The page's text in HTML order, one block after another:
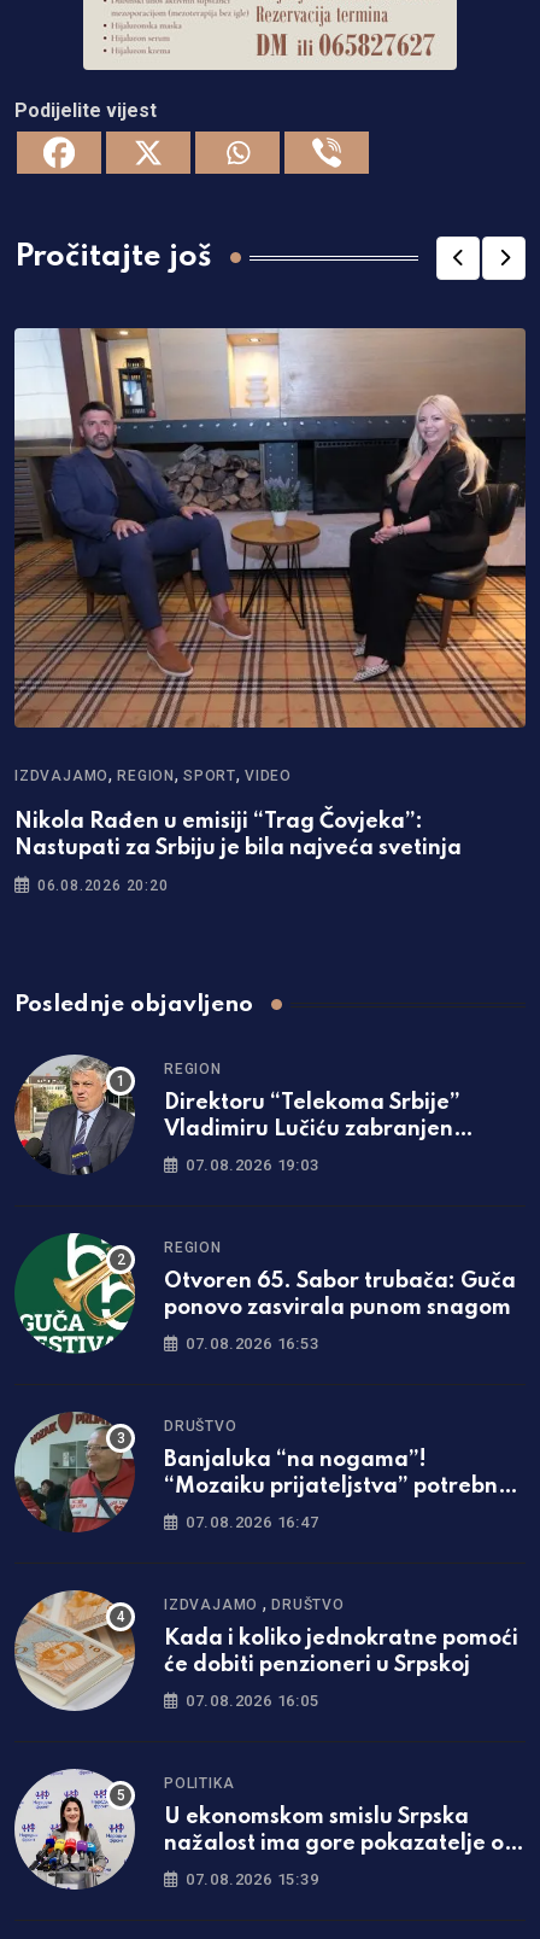
Podijelite vijest
Pročitajte još
IZDVAJAMO,REGION,SPORT,VIDEO
Nikola Rađen u emisiji “Trag Čovjeka”:
Nastupati za Srbiju je bila najveća svetinja
06.08.2026 20:20
Poslednje objavljeno
REGION
Direktoru “Telekoma Srbije”
Vladimiru Lučiću zabranjen
ulazak na Kosmet
07.08.2026 19:03
REGION
Otvoren 65. Sabor trubača: Guča
ponovo zasvirala punom snagom
07.08.2026 16:53
DRUŠTVO
Banjaluka “na nogama”!
“Mozaiku prijateljstva” potrebna
parcela za gradnju javne kuhinje
07.08.2026 16:47
IZDVAJAMO ,DRUŠTVO
Kada i koliko jednokratne pomoći
će dobiti penzioneri u Srpskoj
07.08.2026 16:05
POLITIKA
U ekonomskom smislu Srpska
nažalost ima gore pokazatelje od
Federacije
07.08.2026 15:39